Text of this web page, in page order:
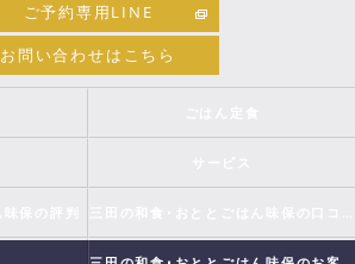
ご予約専用LINE
お問い合わせはこちら